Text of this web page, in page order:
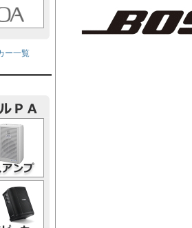
ー一覧